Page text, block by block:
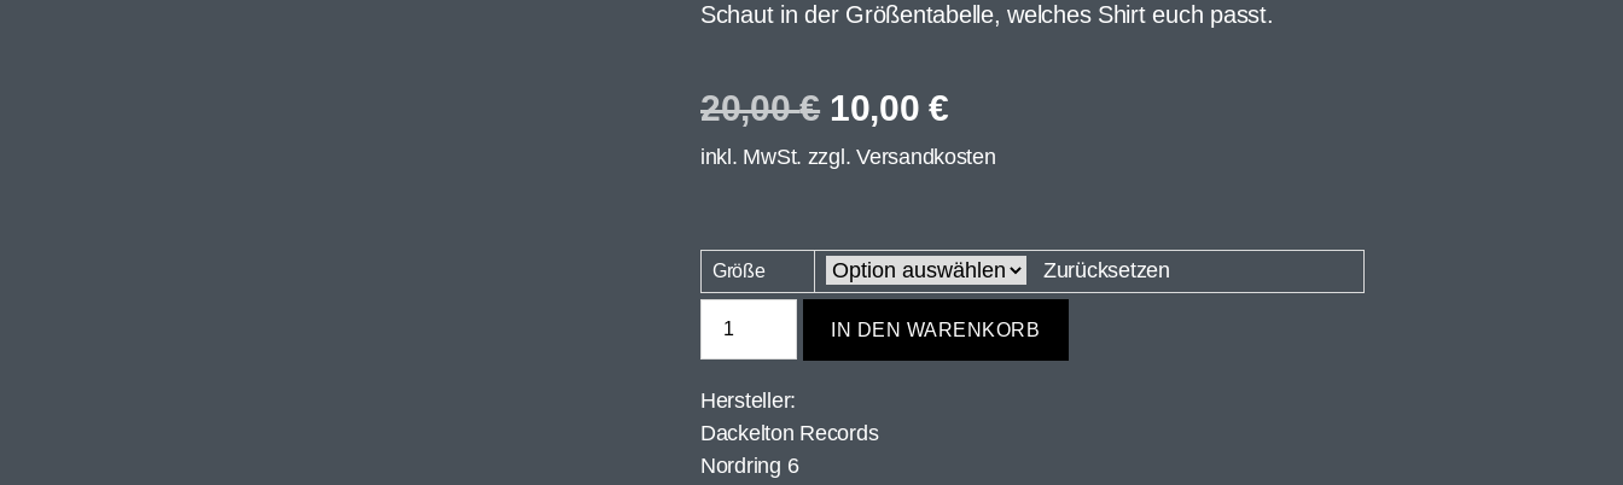
Schaut in der Größentabelle, welches Shirt euch passt.
20,00€ 10,00€
inkl. MwSt. zzgl.Versandkosten
Größe Zurücksetzen
IN DEN WARENKORB
Hersteller:
Dackelton Records
Nordring 6